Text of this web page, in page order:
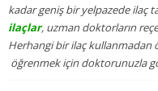
kadar geniş bir yelpazede ilaç
ilaçlar, uzman doktorların
Herhangi bir ilaç kullanmadan
öğrenmek için doktorunuzla